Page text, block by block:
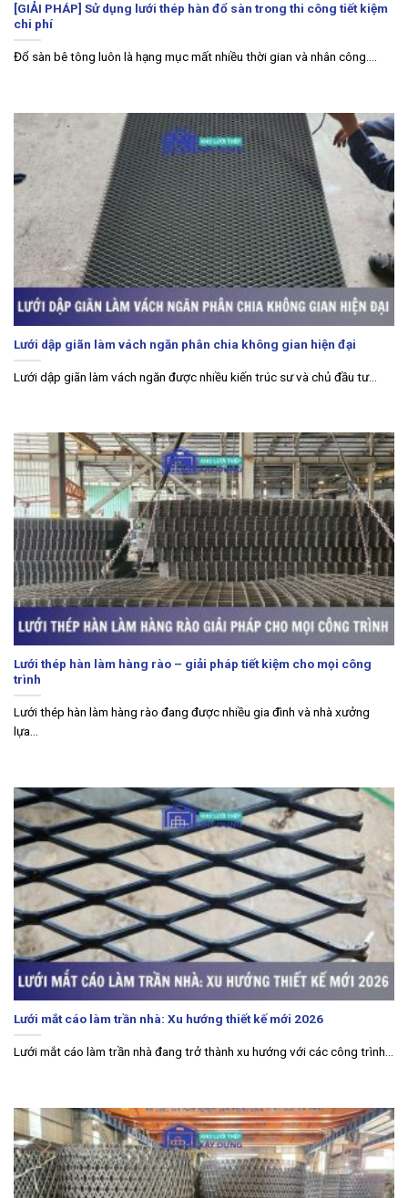
[GIẢI PHÁP] Sử dụng lưới thép hàn đổ sàn trong thi công tiết kiệm
chi phí
Đổ sàn bê tông luôn là hạng mục mất nhiều thời gian và nhân công....
Lưới dập giãn làm vách ngăn phân chia không gian hiện đại
Lưới dập giãn làm vách ngăn được nhiều kiến trúc sư và chủ đầu tư...
Lưới thép hàn làm hàng rào – giải pháp tiết kiệm cho mọi công
trình
Lưới thép hàn làm hàng rào đang được nhiều gia đình và nhà xưởng
lựa...
Lưới mắt cáo làm trần nhà: Xu hướng thiết kế mới 2026
Lưới mắt cáo làm trần nhà đang trở thành xu hướng với các công trình...